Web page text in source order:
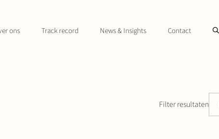
ons Track record News & Insights Contact
Filter resultaten